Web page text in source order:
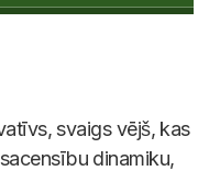
svaigs vējš, kas
dinamiku,